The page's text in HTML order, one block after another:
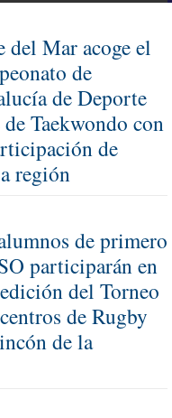
del Mar acoge el
de
de Deporte
de Taekwondo con
de
región
de primero
participarán en
del Torneo
de Rugby
de la